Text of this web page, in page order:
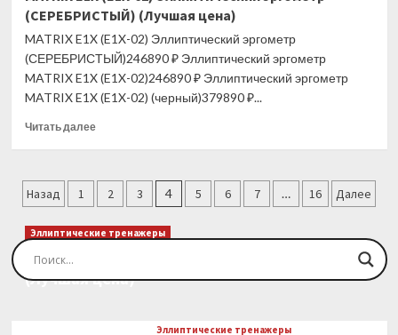
Эллиптический
эргометр
(Лучшая
цена)
(СЕРЕБРИСТЫЙ) (Лучшая цена)
MATRIX E1X (E1X-02) Эллиптический эргометр
(СЕРЕБРИСТЫЙ)246890 ₽ Эллиптический эргометр
MATRIX E1X (E1X-02)246890 ₽ Эллиптический эргометр
MATRIX E1X (E1X-02) (черный)379890 ₽...
Читать далееПрочитать
E1X
(E1X-
02)
Эллиптический
(СЕРЕБРИСТЫЙ)
Пагинация
записей
Назад 1 2 3 4 5 6 7 … 16 Далее
Эллиптические тренажеры
Эллиптический тренажер EVO FITNESS Orion
(Лучшая цена)
Эллиптические тренажеры